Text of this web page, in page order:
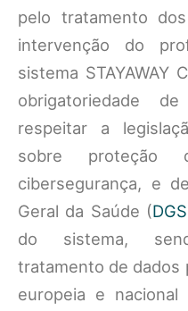
pelo tratamento
intervenção do
sistema STAYAWAY
obrigatoriedade
respeitar a
sobre
cibersegurança, e
Geral da Saúde (DGS
do sistema,
tratamento de dados
europeia e